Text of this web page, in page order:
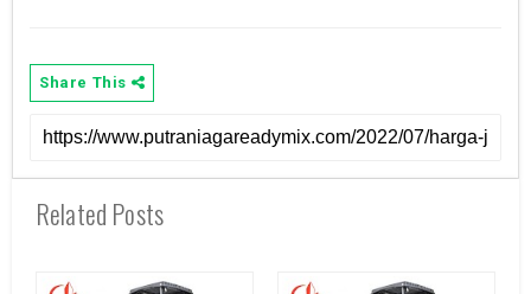
Share This
Related Posts